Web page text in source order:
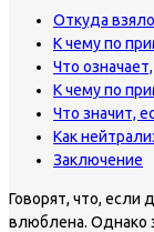
Откуда
К чему по
Что
К чему по
Что значит,
Как
Заключение
Говорят, что, если
влюблена. Однако